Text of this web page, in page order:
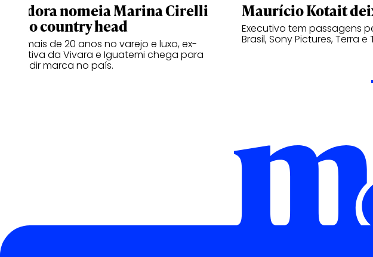
Pandora nomeia Marina Cirelli
como country head
Com mais de 20 anos no varejo e luxo, ex-
executiva da Vivara e Iguatemi chega para
expandir marca no país.
Maurício Kotait
Executivo tem passagens
Brasil, Sony Pictures, Terra e